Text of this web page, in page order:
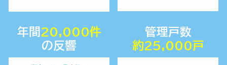
年間 20,000件
の反響
管理戸数
約25,000戸